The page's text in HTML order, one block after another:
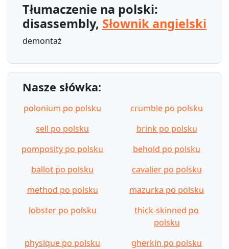
Tłumaczenie na polski:
disassembly, Słownik angielski
demontaż
Nasze słówka:
polonium po polsku
crumble po polsku
sell po polsku
brink po polsku
pomposity po polsku
behold po polsku
ballot po polsku
cavalier po polsku
method po polsku
mazurka po polsku
lobster po polsku
thick-skinned po
polsku
physique po polsku
gherkin po polsku